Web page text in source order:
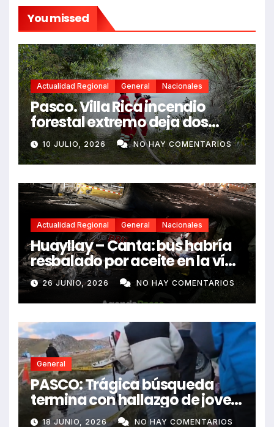
You missed
Actualidad Regional General Nacionales
Pasco. Villa Rica incendio
forestal extremo deja dos
fallecidos y heridos
10 JULIO, 2026 NO HAY COMENTARIOS
Actualidad Regional General Nacionales
Huayllay – Canta: bus habría
resbalado por aceite en la vía
e impactó auto siniestrado
dejando dos fallecidos
26 JUNIO, 2026 NO HAY COMENTARIOS
General
PASCO: Trágica búsqueda
termina con hallazgo de joven
sin vida en Rancas
18 JUNIO, 2026 NO HAY COMENTARIOS